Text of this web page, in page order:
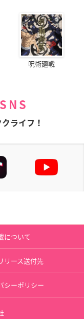
呪術廻戦
ライフ！
について
リース送付先
シーポリシー